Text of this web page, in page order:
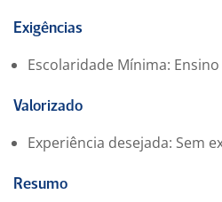
-. Auxílio funeral
Exigências
Escolaridade Mínima:
Valorizado
Experiência desejada: Sem
Resumo